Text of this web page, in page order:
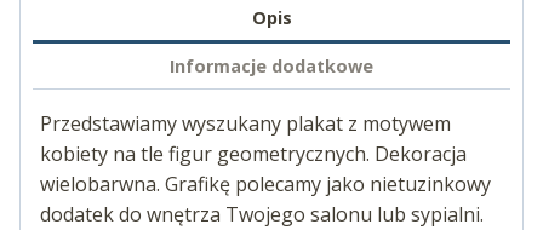
Opis
Informacje dodatkowe
Przedstawiamy wyszukany plakat z motywem
kobiety na tle figur geometrycznych. Dekoracja
wielobarwna. Grafikę polecamy jako nietuzinkowy
dodatek do wnętrza Twojego salonu lub sypialni.